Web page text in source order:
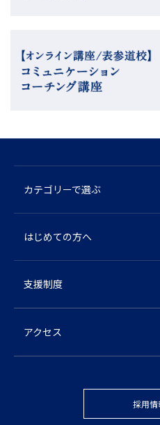
カテゴリーで選ぶ
はじめての方へ
支援制度
アクセス
採用情